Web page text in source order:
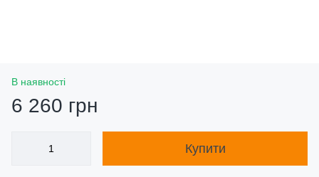
В наявності
6 260 грн
Купити